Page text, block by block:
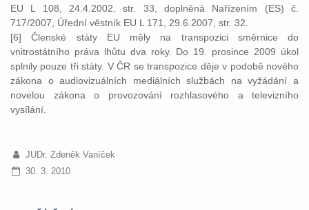
EU L 108, 24.4.2002, str. 33, doplněná Nařízením (ES) č.
717/2007, Úřední věstník EU L 171, 29.6.2007, str. 32.
[6] Členské státy EU měly na transpozici směrnice do
vnitrostátního práva lhůtu dva roky. Do 19. prosince 2009 úkol
splnily pouze tři státy. V ČR se transpozice děje v podobě nového
zákona o audiovizuálních mediálních službách na vyžádání a
novelou zákona o provozování rozhlasového a televizního
vysílání.
JUDr. Zdeněk Vaníček
30. 3. 2010